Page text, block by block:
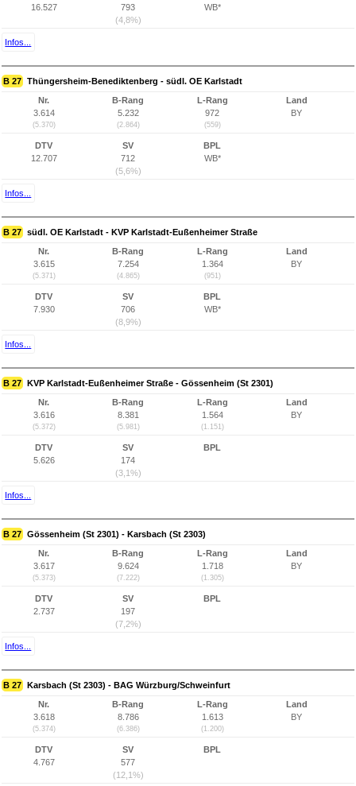
16.527
793
(4,8%)
WB*
Infos...
B 27 Thüngersheim-Benediktenberg - südl. OE Karlstadt
Nr.
3.614
(5.370)
B-Rang
5.232
(2.864)
L-Rang
972
(559)
Land
BY
DTV
12.707
SV
712
(5,6%)
BPL
WB*
Infos...
B 27 südl. OE Karlstadt - KVP Karlstadt-Eußenheimer Straße
Nr.
3.615
(5.371)
B-Rang
7.254
(4.865)
L-Rang
1.364
(951)
Land
BY
DTV
7.930
SV
706
(8,9%)
BPL
WB*
Infos...
B 27 KVP Karlstadt-Eußenheimer Straße - Gössenheim (St 2301)
Nr.
3.616
(5.372)
B-Rang
8.381
(5.981)
L-Rang
1.564
(1.151)
Land
BY
DTV
5.626
SV
174
(3,1%)
BPL
Infos...
B 27 Gössenheim (St 2301) - Karsbach (St 2303)
Nr.
3.617
(5.373)
B-Rang
9.624
(7.222)
L-Rang
1.718
(1.305)
Land
BY
DTV
2.737
SV
197
(7,2%)
BPL
Infos...
B 27 Karsbach (St 2303) - BAG Würzburg/Schweinfurt
Nr.
3.618
(5.374)
B-Rang
8.786
(6.386)
L-Rang
1.613
(1.200)
Land
BY
DTV
4.767
SV
577
(12,1%)
BPL